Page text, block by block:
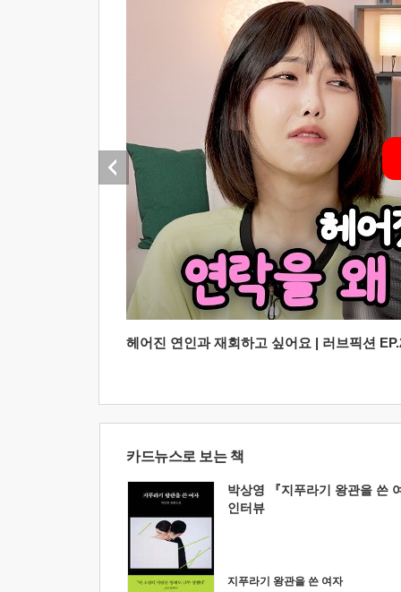
헤어진 연인과 재회하고 싶어요 | 러브픽션
카드뉴스로 보는 책
박상영 『지푸라기 왕관을 쓴
인터뷰
지푸라기 왕관을 쓴 여자